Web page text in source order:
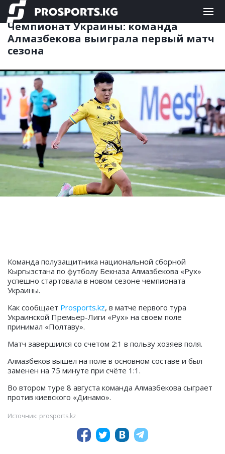
ФУТБОЛ 03.08.2025 08:36
Чемпионат Украины: команда
Алмазбекова выиграла первый матч
сезона
Команда полузащитника национальной сборной
Кыргызстана по футболу Бекназа Алмазбекова «Рух»
успешно стартовала в новом сезоне чемпионата
Украины.
Как сообщает Prosports.kz, в матче первого тура
Украинской Премьер-Лиги «Рух» на своем поле
принимал «Полтаву».
Матч завершился со счетом 2:1 в пользу хозяев поля.
Алмазбеков вышел на поле в основном составе и был
заменен на 75 минуте при счёте 1:1.
Во втором туре 8 августа команда Алмазбекова сыграет
против киевского «Динамо».
Источник: prosports.kz